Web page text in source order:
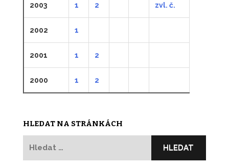
2003 1 2 zvl. č.
2002 1
2001 1 2
2000 1 2
HLEDAT NA STRÁNKÁCH